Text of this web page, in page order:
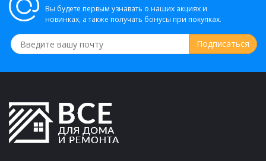
Вы будете первым узнавать о наших акциях и
новинках, а также получать бонусы при покупках.